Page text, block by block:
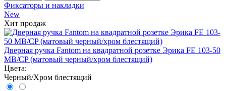
Фиксаторы и накладки
New
Хит продаж
Дверная ручка Fantom на квадратной розетке Эрика FE 103-50
MB/CP (матовый черный/хром блестящий)
Цвета:
Черный/Хром блестящий